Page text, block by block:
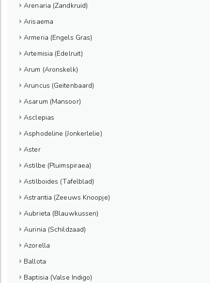
Arenaria (Zandkruid)
Arisaema
Armeria (Engels Gras)
Artemisia (Edelruit)
Arum (Aronskelk)
Aruncus (Geitenbaard)
Asarum (Mansoor)
Asclepias
Asphodeline (Jonkerlelie)
Aster
Astilbe (Pluimspiraea)
Astilboides (Tafelblad)
Astrantia (Zeeuws Knoopje)
Aubrieta (Blauwkussen)
Aurinia (Schildzaad)
Azorella
Ballota
Baptisia (Valse Indigo)